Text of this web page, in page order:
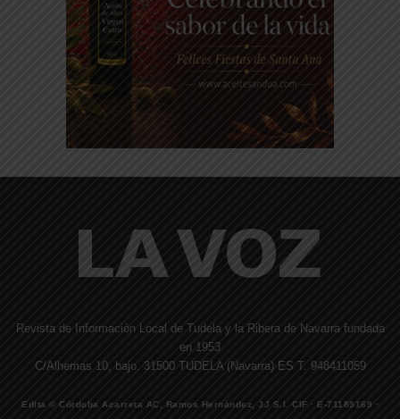
Revista de Información Local de Tudela y la Ribera de Navarra fundada
en 1953
C/Alhemas 10, bajo. 31500 TUDELA (Navarra) ES T. 948411059
Edita © Córdoba Acarreta AC, Ramos Hernández, JJ S.I. CIF · E-71185169 ·